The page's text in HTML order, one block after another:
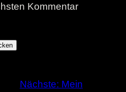
Kommentar
Nächste: Mein